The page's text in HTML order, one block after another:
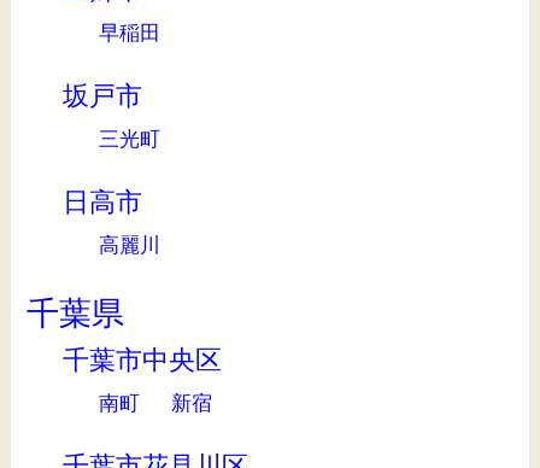
早稲田
坂戸市
三光町
日高市
高麗川
千葉県
千葉市中央区
南町 新宿